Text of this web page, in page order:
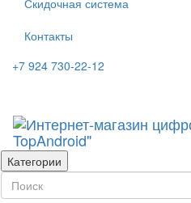
Контакты
+7 924 730-22-12
Категории